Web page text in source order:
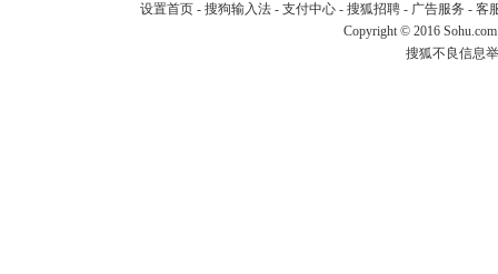
设置首页- 搜狗输入法- 支付中心- 搜狐招聘- 广告服务 - 客
Copyright © 2016
搜狐不良信息